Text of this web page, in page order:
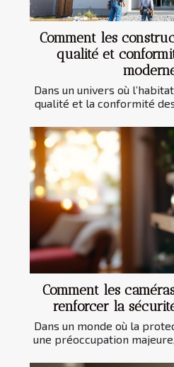
Comment les
qualité et
Dans un univers où
qualité et la conformité
Comment les
renforcer la
Dans un monde où la
une préoccupation